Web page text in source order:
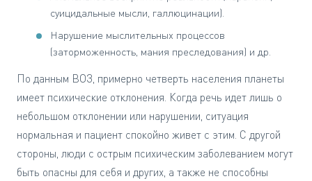
суицидальные мысли, галлюцинации).
Нарушение мыслительных процессов
(заторможенность, мания преследования) и др.
По данным ВОЗ, примерно четверть населения планеты
имеет психические отклонения. Когда речь идет лишь о
небольшом отклонении или нарушении, ситуация
нормальная и пациент спокойно живет с этим. С другой
стороны, люди с острым психическим заболеванием могут
быть опасны для себя и других, а также не способны